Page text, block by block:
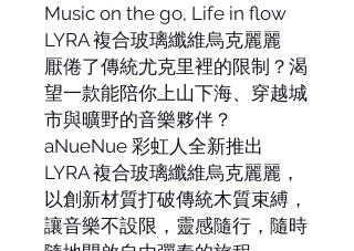
Music on the go, Life in flow
LYRA 複合玻璃纖維烏克麗麗
厭倦了傳統尤克里裡的限制？渴
望一款能陪你上山下海、穿越城
市與曠野的音樂夥伴？
aNueNue 彩虹人全新推出
LYRA 複合玻璃纖維烏克麗麗，
以創新材質打破傳統木質束縛，
讓音樂不設限，靈感隨行，隨時